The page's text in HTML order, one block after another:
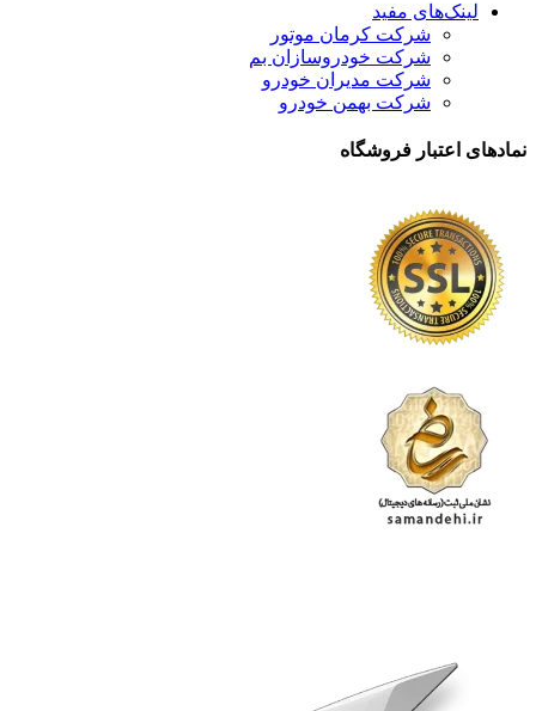
لینک‌های مفید
شرکت کرمان موتور
شرکت خودروسازان بم
شرکت مدیران خودرو
شرکت بهمن خودرو
نمادهای اعتبار فروشگاه